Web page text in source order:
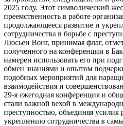
2025 году. Этот символический
преемственность в работе
продолжающееся развитие и
сотрудничества в борьбе с
Люсьен Вонг, принимая флаг,
полученного на конференции в
намерен использовать его при
обмен знаниями и опытом
подобных мероприятий для
взаимодействия и
29-я ежегодная конференция и
стали важной вехой в
преступностью, объединяя усилия
укреплению сотрудничества в